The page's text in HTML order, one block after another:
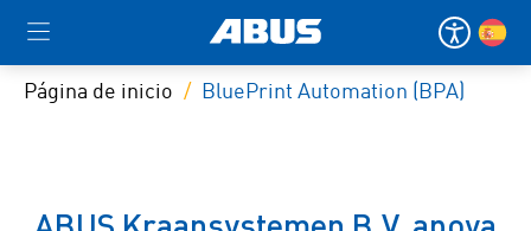
Página de inicio BluePrint Automation (BPA)